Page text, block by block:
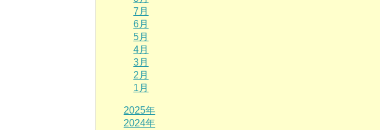
7月
6月
5月
4月
3月
2月
1月
2025年
2024年